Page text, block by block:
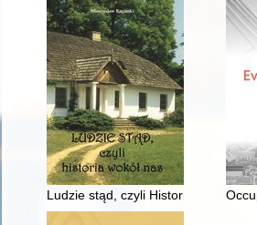
Ludzie stąd, czyli Historia wokół nas